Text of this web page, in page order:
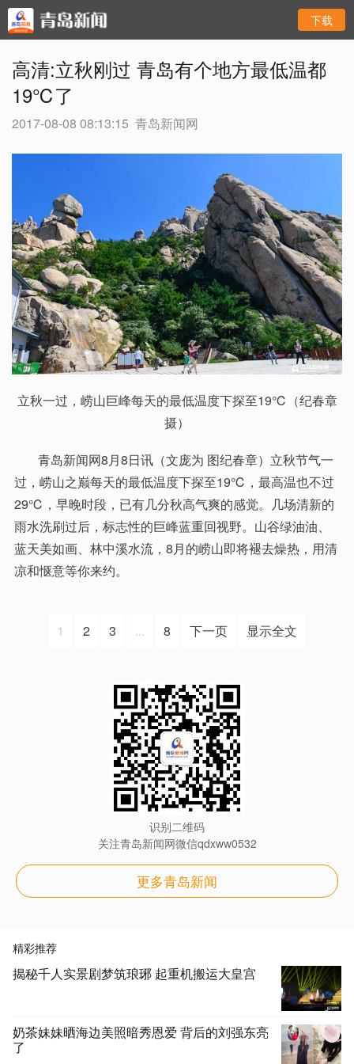
下载
高清:立秋刚过 青岛有个地方最低温都
19℃了
2017-08-08 08:13:15 青岛新闻网
立秋一过，崂山巨峰每天的最低温度下探至19℃（纪春章
摄）
青岛新闻网8月8日讯（文庞为 图纪春章）立秋节气一
过，崂山之巅每天的最低温度下探至19℃，最高温也不过
29℃，早晚时段，已有几分秋高气爽的感觉。几场清新的
雨水洗刷过后，标志性的巨峰蓝重回视野。山谷绿油油、
蓝天美如画、林中溪水流，8月的崂山即将褪去燥热，用清
凉和惬意等你来约。
1 2 3 ... 8 下一页 显示全文
识别二维码
关注青岛新闻网微信qdxww0532
更多青岛新闻
精彩推荐
揭秘千人实景剧梦筑琅琊 起重机搬运大皇宫
奶茶妹妹晒海边美照暗秀恩爱 背后的刘强东亮
了